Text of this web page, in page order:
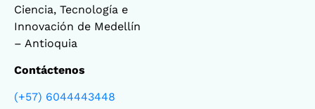
Ciencia, Tecnología e
Innovación de Medellín
– Antioquia
Contáctenos
(+57) 6044443448